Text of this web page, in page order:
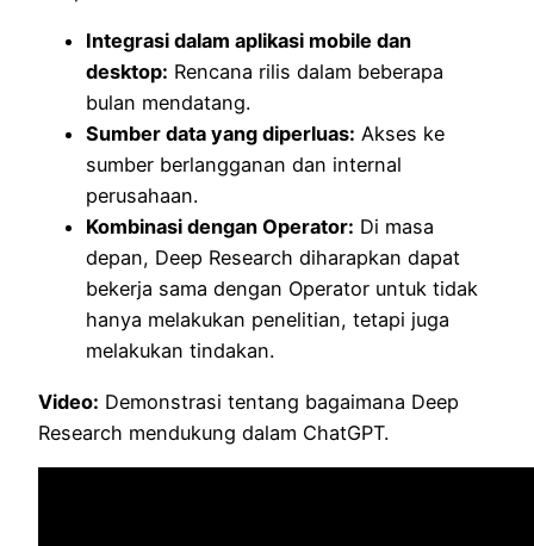
Integrasi dalam aplikasi mobile dan
desktop: Rencana rilis dalam beberapa
bulan mendatang.
Sumber data yang diperluas: Akses ke
sumber berlangganan dan internal
perusahaan.
Kombinasi dengan Operator: Di masa
depan, Deep Research diharapkan dapat
bekerja sama dengan Operator untuk tidak
hanya melakukan penelitian, tetapi juga
melakukan tindakan.
Video: Demonstrasi tentang bagaimana Deep
Research mendukung dalam ChatGPT.